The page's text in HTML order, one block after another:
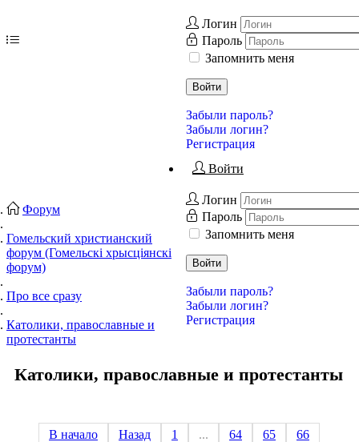
Логин
Пароль
Запомнить меня
Войти
Забыли пароль?
Забыли логин?
Регистрация
Войти
Логин
Пароль
Запомнить меня
Войти
Забыли пароль?
Забыли логин?
Регистрация
Форум
Гомельский христианский
форум (Гомельскі хрысціянскі
форум)
Про все сразу
Католики, православные и
протестанты
Католики, православные и протестанты
В начало Назад 1 ... 64 65
66